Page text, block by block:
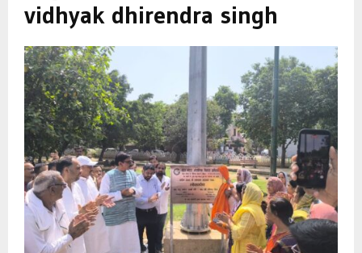
vidhyak dhirendra singh